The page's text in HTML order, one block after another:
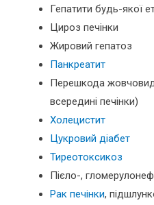
Гепатити будь-якої
Цироз печінки
Жировий гепатоз
Панкреатит
Перешкода
всередині печінки)
Холецистит
Цукровий діабет
Тиреотоксикоз
Пієло-,
Рак печінки,